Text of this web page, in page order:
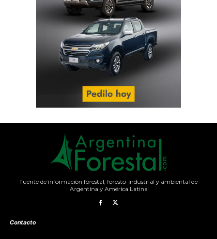
Fuente de información forestal, foresto-industrial y ambiental de
Argentina y América Latina
Contacto